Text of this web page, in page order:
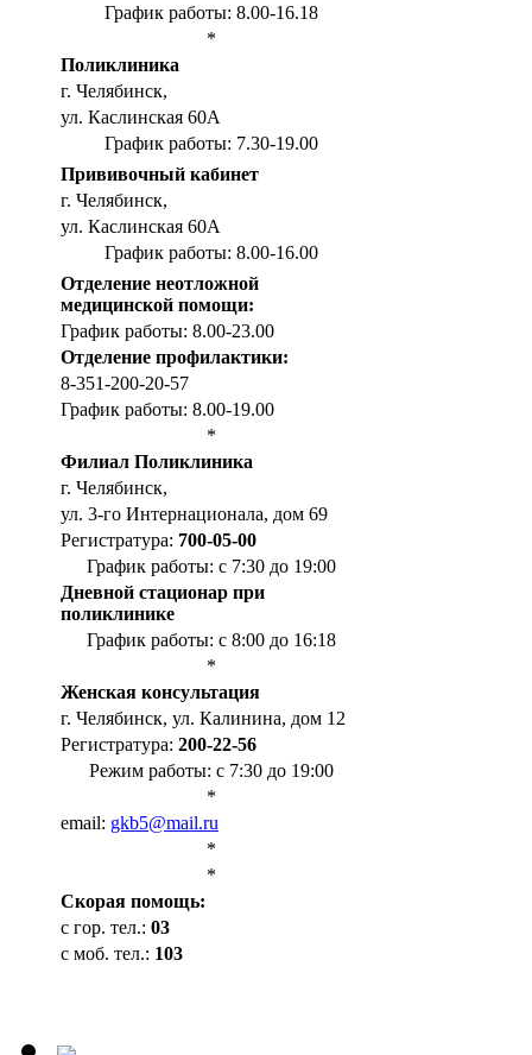
График работы: 8.00-16.18
*
Поликлиника
г. Челябинск,
ул. Каслинская 60А
График работы: 7.30-19.00
Прививочный кабинет
г. Челябинск,
ул. Каслинская 60А
График работы: 8.00-16.00
Отделение неотложной
медицинской помощи:
График работы: 8.00-23.00
Отделение профилактики:
8-351-200-20-57
График работы: 8.00-19.00
*
Филиал Поликлиника
г. Челябинск,
ул. 3-го Интернационала, дом 69
Регистратура: 700-05-00
График работы: с 7:30 до 19:00
Дневной стационар при
поликлинике
График работы: с 8:00 до 16:18
*
Женская консультация
г. Челябинск, ул. Калинина, дом 12
Регистратура: 200-22-56
Режим работы: с 7:30 до 19:00
*
email: gkb5@mail.ru
*
*
Cкорая помощь:
с гор. тел.: 03
с моб. тел.: 103